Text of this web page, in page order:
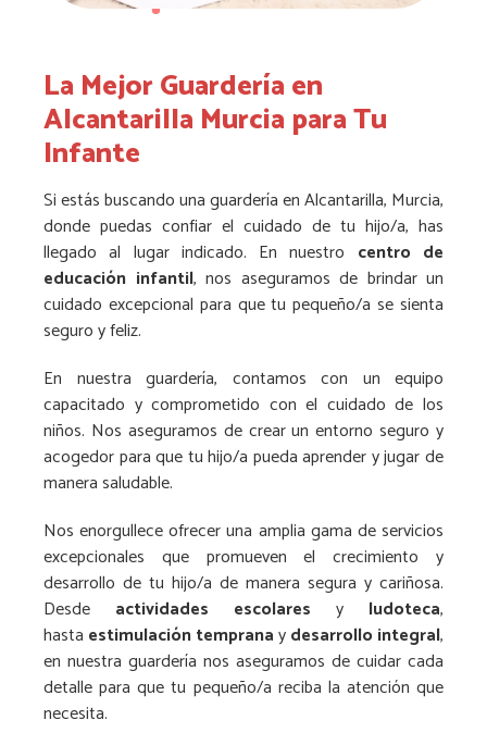
La Mejor Guardería en
Alcantarilla Murcia para Tu
Infante
Si estás buscando una guardería en Alcantarilla, Murcia,
donde puedas confiar el cuidado de tu hijo/a, has
llegado al lugar indicado. En nuestro centro de
educación infantil, nos aseguramos de brindar un
cuidado excepcional para que tu pequeño/a se sienta
seguro y feliz.
En nuestra guardería, contamos con un equipo
capacitado y comprometido con el cuidado de los
niños. Nos aseguramos de crear un entorno seguro y
acogedor para que tu hijo/a pueda aprender y jugar de
manera saludable.
Nos enorgullece ofrecer una amplia gama de servicios
excepcionales que promueven el crecimiento y
desarrollo de tu hijo/a de manera segura y cariñosa.
Desde actividades escolares y ludoteca,
hasta estimulación tempranaydesarrollo integral,
en nuestra guardería nos aseguramos de cuidar cada
detalle para que tu pequeño/a reciba la atención que
necesita.